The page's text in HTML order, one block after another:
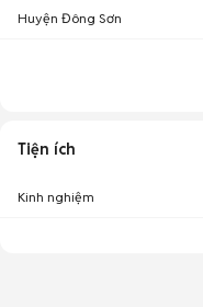
Huyện Đông Sơn
Tiện ích
Kinh nghiệm